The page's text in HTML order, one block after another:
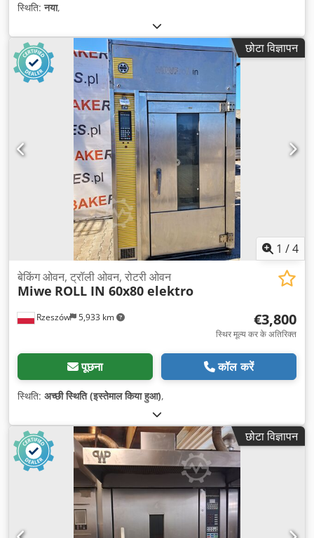
स्थिति:नया,
छोटा विज्ञापन
1 /4
Rzeszów 5,933 km
बेकिंग ओवन, ट्रॉली ओवन, रोटरी ओवन
Miwe ROLL IN 60x80 elektro
€3,800
स्थिर मूल्य कर के अतिरिक्त
पूछना कॉल करें
स्थिति: अच्छी स्थिति (इस्तेमाल किया हुआ),
छोटा विज्ञापन